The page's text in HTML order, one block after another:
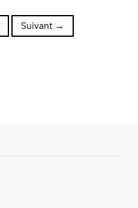
Suivant →